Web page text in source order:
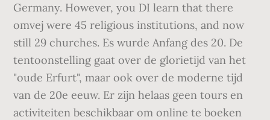
Germany. However, you DI learn that there
omvej were 45 religious institutions, and now
still 29 churches. Es wurde Anfang des 20. De
tentoonstelling gaat over de glorietijd van het
"oude Erfurt", maar ook over de moderne tijd
van de 20e eeuw. Er zijn helaas geen tours en
activiteiten beschikbaar om online te boeken